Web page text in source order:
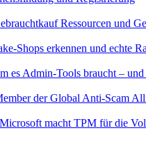
Ressourcen und
Shops erkennen und echte
es Admin-Tools braucht –
der Global Anti-Scam
macht TPM für die